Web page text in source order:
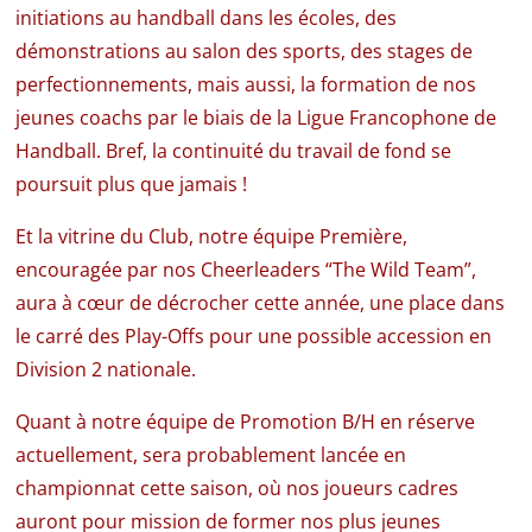
initiations au handball dans les écoles, des
démonstrations au salon des sports, des stages de
perfectionnements, mais aussi, la formation de nos
jeunes coachs par le biais de la Ligue Francophone de
Handball. Bref, la continuité du travail de fond se
poursuit plus que jamais !
Et la vitrine du Club, notre équipe Première,
encouragée par nos Cheerleaders “The Wild Team”,
aura à cœur de décrocher cette année, une place dans
le carré des Play-Offs pour une possible accession en
Division 2 nationale.
Quant à notre équipe de Promotion B/H en réserve
actuellement, sera probablement lancée en
championnat cette saison, où nos joueurs cadres
auront pour mission de former nos plus jeunes